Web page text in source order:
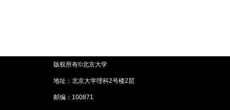
版权所有©北京大学
地址：北京大学理科2号楼2层
邮编：100871